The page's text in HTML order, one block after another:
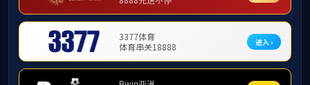
公师教育硕士
首页>学科与研究生 全日制专业硕士